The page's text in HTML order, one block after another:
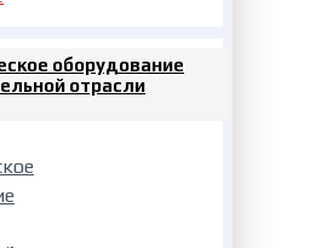
оборудование
отрасли